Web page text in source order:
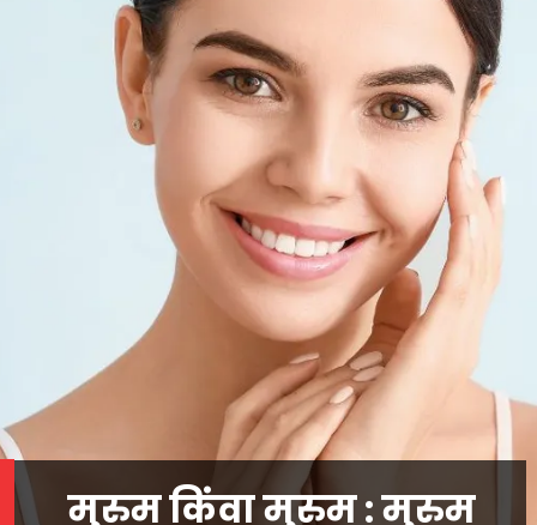
मुरुम किंवा मुरुम : मुरुम